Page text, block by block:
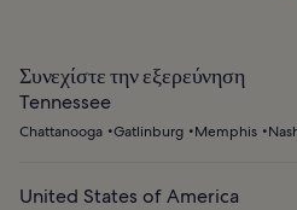
Συνεχίστε την εξερεύνηση
Tennessee
Chattanooga Gatlinburg Memphis
United States of America